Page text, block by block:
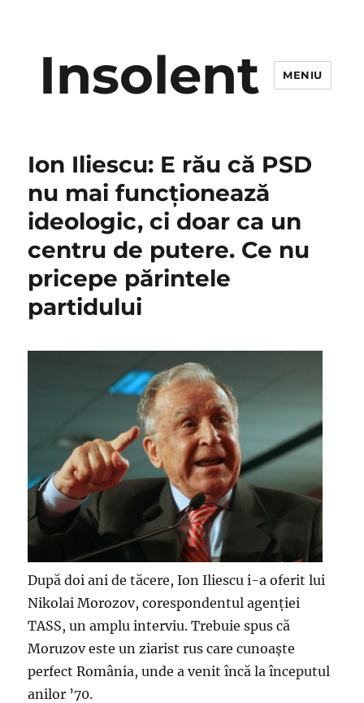
Insolent MENIU
Ion Iliescu: E rău că PSD
nu mai funcţionează
ideologic, ci doar ca un
centru de putere. Ce nu
pricepe părintele
partidului
După doi ani de tăcere, Ion Iliescu i-a oferit lui
Nikolai Morozov, corespondentul agenţiei
TASS, un amplu interviu. Trebuie spus că
Moruzov este un ziarist rus care cunoaşte
perfect România, unde a venit încă la începutul
anilor ’70.